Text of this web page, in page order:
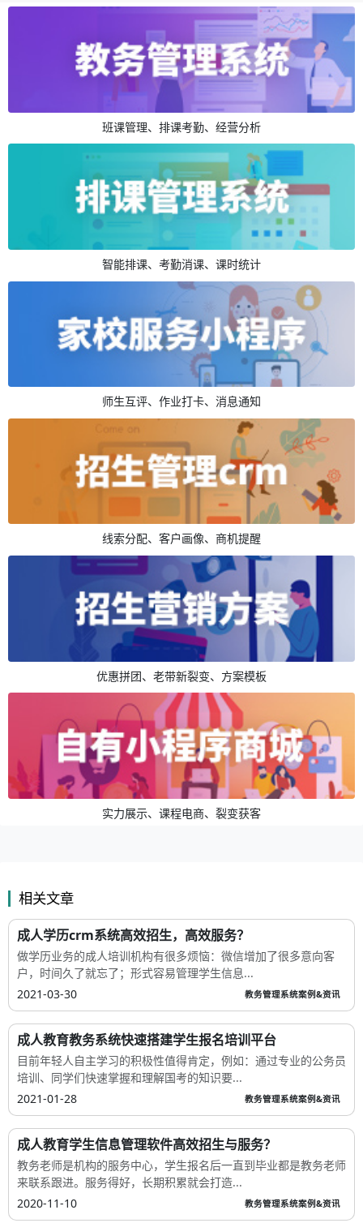
班课管理、排课考勤、经营分析
智能排课、考勤消课、课时统计
师生互评、作业打卡、消息通知
线索分配、客户画像、商机提醒
优惠拼团、老带新裂变、方案模板
实力展示、课程电商、裂变获客
相关文章
成人学历crm系统高效招生，高效服务？
做学历业务的成人培训机构有很多烦恼：微信增加了很多意向客
户，时间久了就忘了；形式容易管理学生信息...
2021-03-30
教务管理系统案例&资讯
成人教育教务系统快速搭建学生报名培训平台
目前年轻人自主学习的积极性值得肯定，例如：通过专业的公务员
培训、同学们快速掌握和理解国考的知识要...
2021-01-28
教务管理系统案例&资讯
成人教育学生信息管理软件高效招生与服务？
教务老师是机构的服务中心，学生报名后一直到毕业都是教务老师
来联系跟进。服务得好，长期积累就会打造...
2020-11-10
教务管理系统案例&资讯